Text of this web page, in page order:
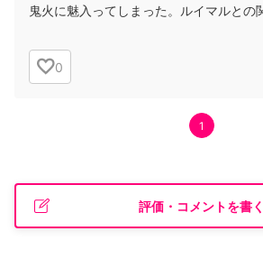
鬼火に魅入ってしまった。ルイマルとの
0
1
評価・コメントを書く